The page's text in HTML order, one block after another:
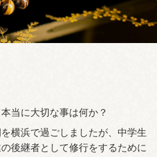
当に大切な事は何か？
横浜で過ごしましたが、中学生
後継者として修行をするために